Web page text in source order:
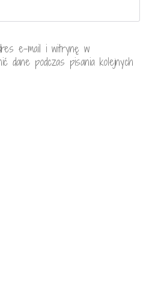
e-mail i witrynę w
dane podczas pisania kolejnych